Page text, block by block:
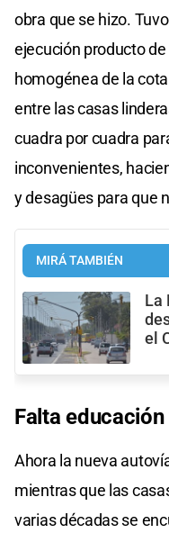
obra que se hizo.
ejecución producto
homogénea de la
entre las casas
cuadra por cuadra
inconvenientes,
y desagües para que
MIRÁ TAMBIÉN
La
el
Falta educación
Ahora la nueva
mientras que las
varias décadas se